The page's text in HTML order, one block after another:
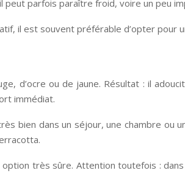
peut parfois paraître froid, voire un peu
il est souvent préférable d’opter pour
d’ocre ou de jaune. Résultat : il
immédiat.
bien dans un séjour, une chambre
option très sûre. Attention toutefois :